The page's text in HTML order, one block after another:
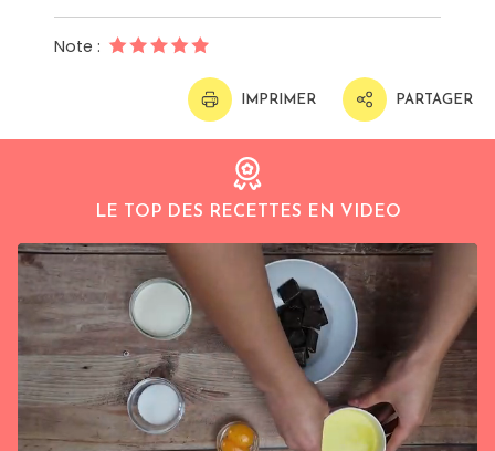
Note :
IMPRIMER PARTAGER
LE TOP DES RECETTES EN VIDEO